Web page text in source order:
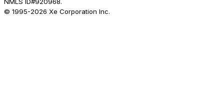
NMLS ID#920968.
© 1995-2026 Xe Corporation Inc.